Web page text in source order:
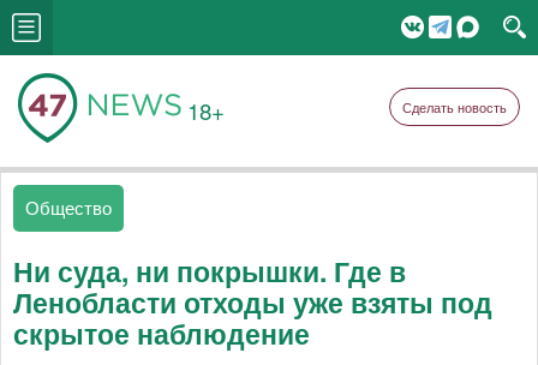
18+ Сделать новость
Общество
Ни суда, ни покрышки. Где в
Ленобласти отходы уже взяты под
скрытое наблюдение